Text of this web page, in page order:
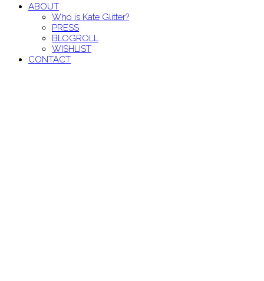
ABOUT
Who is Kate Glitter?
PRESS
BLOGROLL
WISHLIST
CONTACT